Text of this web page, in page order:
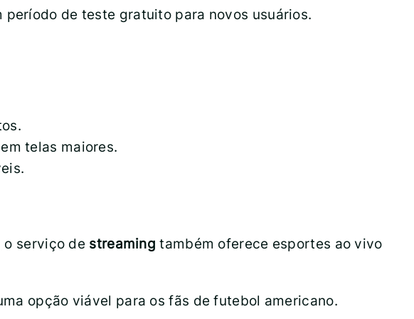
de teste gratuito para novos usuários.
telas maiores.
serviço de streaming também oferece esportes ao vivo
opção viável para os fãs de futebol americano.